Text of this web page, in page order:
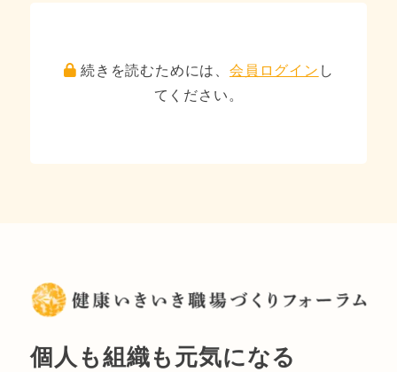
続きを読むためには、 会員ログイン し
てください。
個人も組織も元気になる